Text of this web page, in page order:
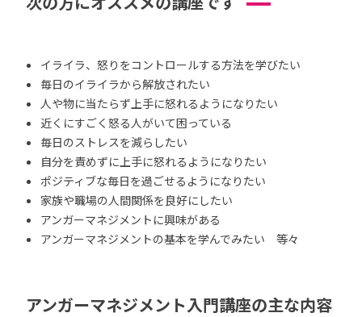
イライラ、怒りをコントロールする方法を学びたい
毎日のイライラから解放されたい
人や物に当たらず上手に怒れるようになりたい
近くにすごく怒る人がいて困っている
毎日のストレスを減らしたい
自分を責めずに上手に怒れるようになりたい
ポジティブな毎日を過ごせるようになりたい
家族や職場の人間関係を良好にしたい
アンガーマネジメントに興味がある
アンガーマネジメントの基本を学んでみたい 等々
アンガーマネジメント入門講座の主な内容